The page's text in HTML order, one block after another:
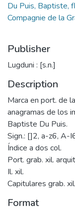
Du Puis, Baptiste,
Compagnie de la
Publisher
Lugduni : [s.n.]
Description
Marca en port. de
anagramas de los
Baptiste Du Puis.
Sign.: []2, a-z6, A-
Índice a dos col.
Port. grab. xil.
Il. xil.
Capitulares grab. xil.
Format